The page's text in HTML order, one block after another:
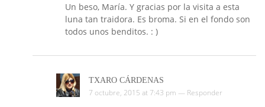
Un beso, María. Y gracias por la visita a esta
luna tan traidora. Es broma. Si en el fondo son
todos unos benditos. : )
TXARO CÁRDENAS
7 octubre, 2015 at 7:43 pm — Responder